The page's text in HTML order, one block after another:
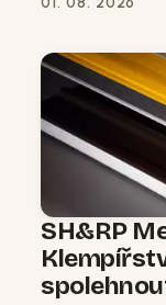
SH&RP